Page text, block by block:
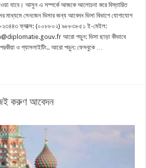
যাবে। আসুন এ সম্পর্কে আজকে আলোচনা করে বিস্তারিত
মাধ্যমে সেনজেন ভিসার জন্য আবেদন ভিসা বিভাগে যোগাযোগ
ফ্যাক্স: (০০৮৮০২) ৯৮৮৩৮৫১ ই-মেইল:
আরো পড়ুন: ভিসা ছাড়া কীভাবে
ও গ্যাসলাইটিং.. আরো পড়ুন: ফেসবুকে …
করুণ আবেদন